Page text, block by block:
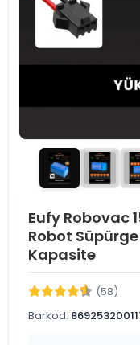
Eufy Robovac
Robot
Kapasite
(58)
Barkod: